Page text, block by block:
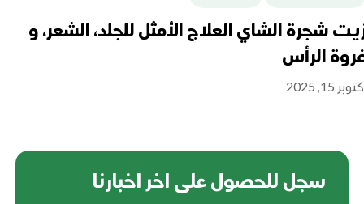
شجرة الشاي العلاج الأمثل للجلد، الشعر، و
الرأس
15, 2025
سجل للحصول على اخر اخبارنا